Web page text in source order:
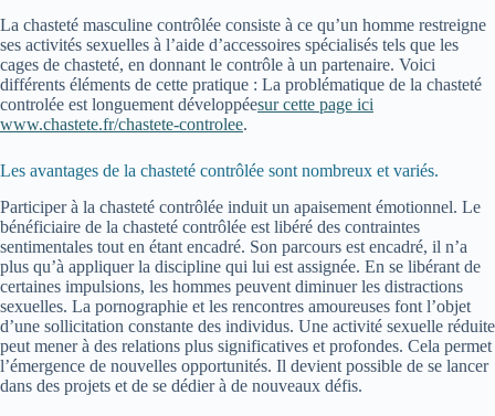
La chasteté masculine contrôlée consiste à ce qu’un homme restreigne
ses activités sexuelles à l’aide d’accessoires spécialisés tels que les
cages de chasteté, en donnant le contrôle à un partenaire. Voici
différents éléments de cette pratique : La problématique de la chasteté
controlée est longuement développéesur cette page ici
www.chastete.fr/chastete-controlee.
Les avantages de la chasteté contrôlée sont nombreux et variés.
Participer à la chasteté contrôlée induit un apaisement émotionnel. Le
bénéficiaire de la chasteté contrôlée est libéré des contraintes
sentimentales tout en étant encadré. Son parcours est encadré, il n’a
plus qu’à appliquer la discipline qui lui est assignée. En se libérant de
certaines impulsions, les hommes peuvent diminuer les distractions
sexuelles. La pornographie et les rencontres amoureuses font l’objet
d’une sollicitation constante des individus. Une activité sexuelle réduite
peut mener à des relations plus significatives et profondes. Cela permet
l’émergence de nouvelles opportunités. Il devient possible de se lancer
dans des projets et de se dédier à de nouveaux défis.